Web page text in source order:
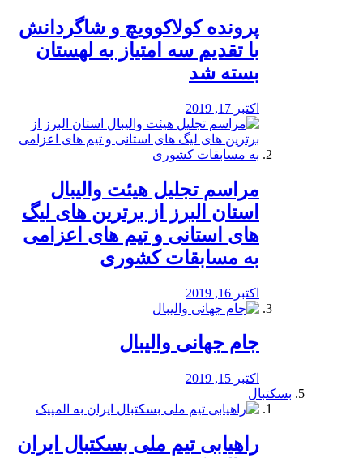
پرونده کولاکوویچ و شاگردانش
با تقدیم سه امتیاز به لهستان
بسته شد
اکتبر 17, 2019
مراسم تجلیل هیئت والیبال
استان البرز از برترین های لیگ
های استانی و تیم های اعزامی
به مسابقات کشوری
اکتبر 16, 2019
جام جهانی والیبال
اکتبر 15, 2019
بسکتبال
راهیابی تیم ملی بسکتبال ایران